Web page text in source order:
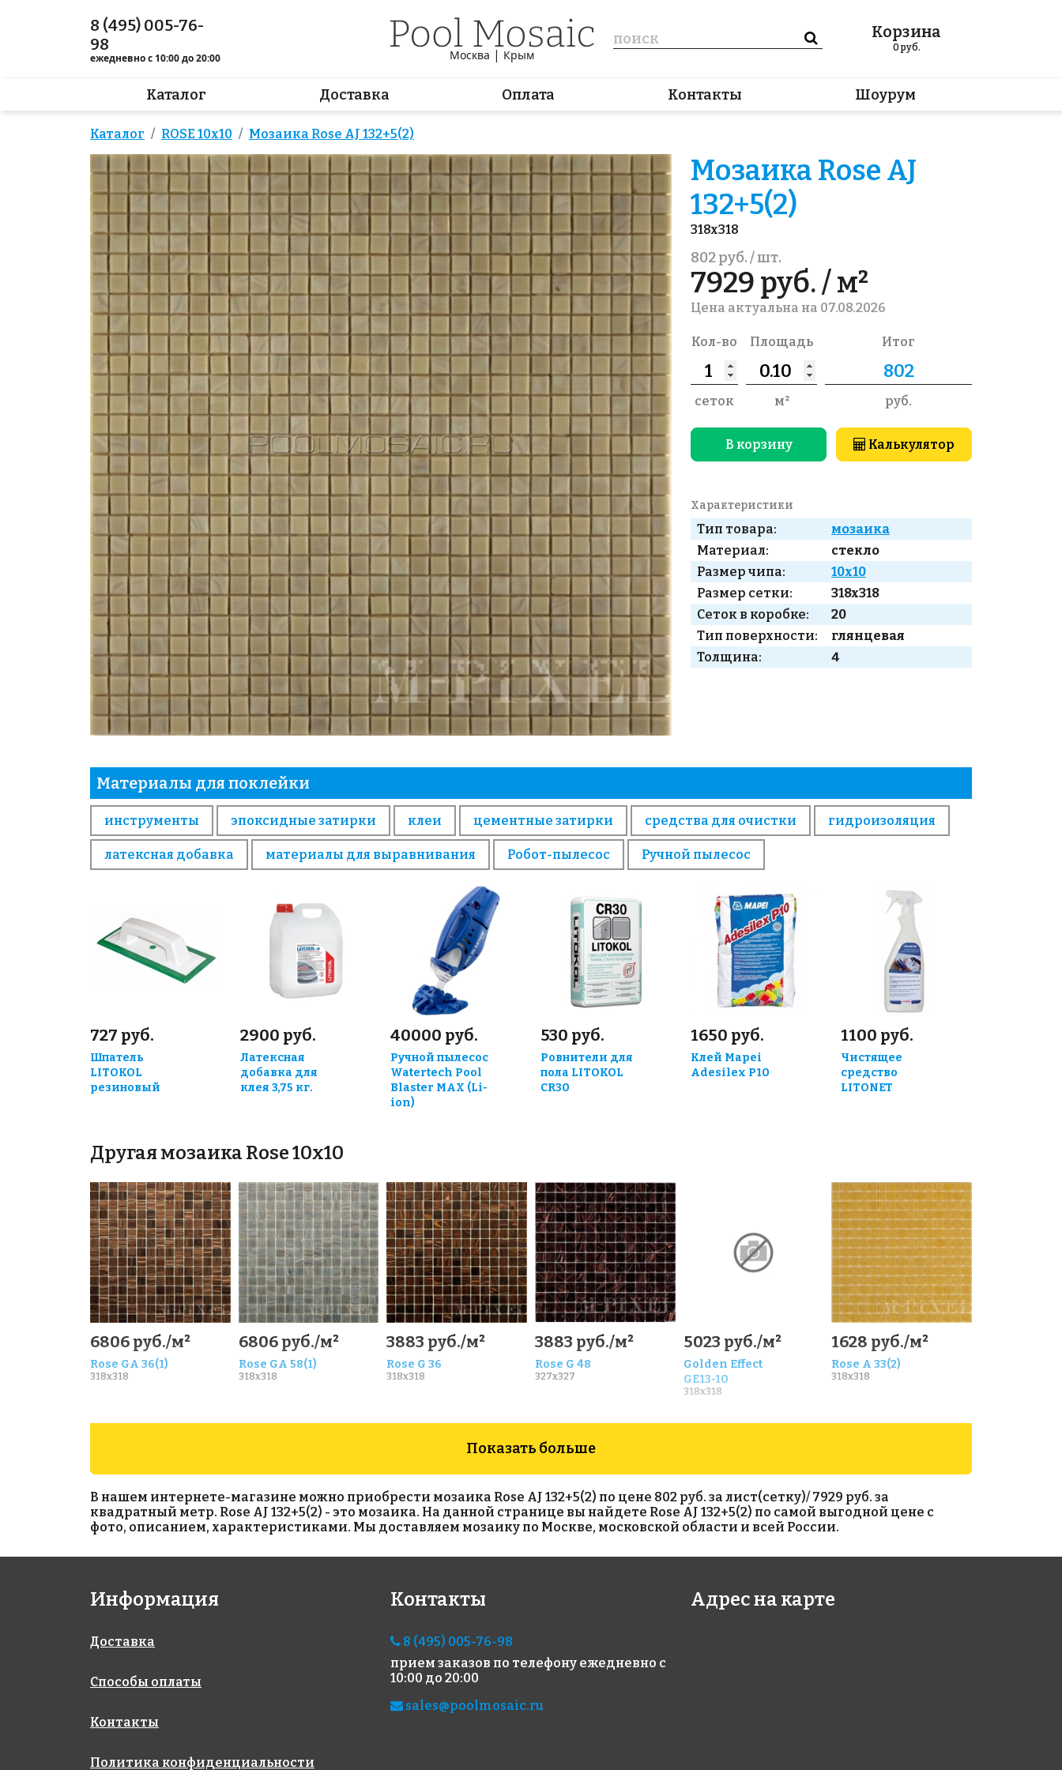
8 (495) 005-76-
98
ежедневно с 10:00 до 20:00 Москва | Крым
Корзина
0руб.
Каталог Доставка Оплата Контакты Шоурум
Каталог ROSE 10x10 Мозаика Rose AJ 132+5(2)
Мозаика Rose AJ
132+5(2)
318x318
802 руб. / шт.
7929 руб. / м²
Цена актуальна на 07.08.2026
Кол-во
сеток
Площадь
м²
Итог
руб.
В корзину Калькулятор
Характеристики
Тип товара:
мозаика
Материал:
стекло
Размер чипа:
10x10
Размер сетки:
318x318
Сеток в коробке:
20
Тип поверхности:
глянцевая
Толщина:
4
Материалы для поклейки
инструменты эпоксидные затирки клеи цементные затирки средства для очистки гидроизоляция
латексная добавка материалы для выравнивания Робот-пылесос Ручной пылесос
727 руб.
Шпатель
LITOKOL
резиновый
2900 руб.
Латексная
добавка для
клея 3,75 кг.
40000 руб.
Ручной пылесос
Watertech Pool
Blaster MAX (Li-
ion)
530 руб.
Ровнители для
пола LITOKOL
CR30
1650 руб.
Клей Mapei
Adesilex P10
1100 руб.
Чистящее
средство
LITONET
Другая мозаика Rose 10x10
6806 руб./м²
Rose GA 36(1)
318x318
6806 руб./м²
Rose GA 58(1)
318x318
3883 руб./м²
Rose G 36
318x318
3883 руб./м²
Rose G 48
327x327
5023 руб./м²
Golden Effect
GE13-10
318x318
1628 руб./м²
Rose A 33(2)
318x318
5023 руб./м²
Golden Effect JN11-
318x318
3883 руб./м²
Rose G 24
2206 руб./м²
Rose A 44(1) Rose AJ 133+5(2+)
Показать больше
В нашем интернете-магазине можно приобрести мозаика Rose AJ 132+5(2) по цене 802 руб. за лист(сетку)/ 7929 руб. за
квадратный метр. Rose AJ 132+5(2) - это мозаика. На данной странице вы найдете Rose AJ 132+5(2) по самой выгодной цене с
фото, описанием, характеристиками. Мы доставляем мозаику по Москве, московской области и всей России.
Информация
Доставка
Способы оплаты
Контакты
Политика конфиденциальности
Контакты
8 (495) 005-76-98
прием заказов по телефону ежедневно с
10:00 до 20:00
sales@poolmosaic.ru
Адрес на карте